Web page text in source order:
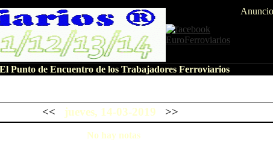
El Punto de Encuentro de los Trabajadores Ferroviarios
<< jueves, 14-03-2019 >>
No hay notas